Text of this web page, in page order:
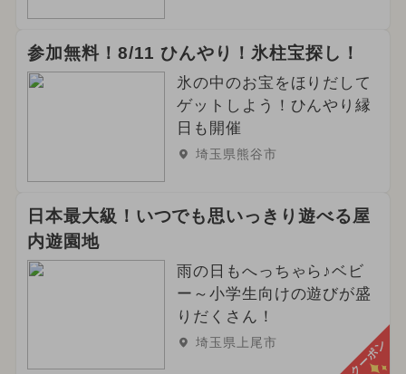
参加無料！8/11 ひんやり！氷柱宝探し！
氷の中のお宝をほりだして
ゲットしよう！ひんやり縁
日も開催
埼玉県熊谷市
日本最大級！いつでも思いっきり遊べる屋
内遊園地
雨の日もへっちゃら♪ベビ
ー～小学生向けの遊びが盛
りだくさん！
埼玉県上尾市 クーポン